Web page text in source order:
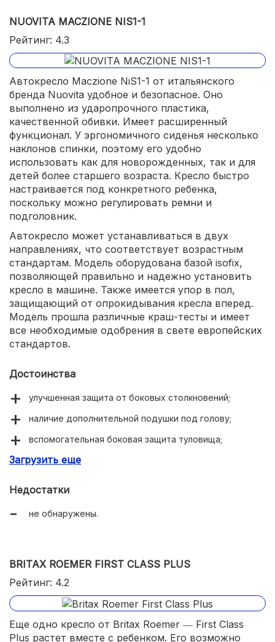
NUOVITA MACZIONE NIS1-1
Рейтинг: 4.3
Автокресло Maczione NiS1-1 от итальянского
бренда Nuovita удобное и безопасное. Оно
выполнено из ударопрочного пластика,
качественной обивки. Имеет расширенный
функционал. У эргономичного сиденья несколько
наклонов спинки, поэтому его удобно
использовать как для новорожденных, так и для
детей более старшего возраста. Кресло быстро
настраивается под конкретного ребенка,
поскольку можно регулировать ремни и
подголовник.
Автокресло может устанавливаться в двух
направлениях, что соответствует возрастным
стандартам. Модель оборудована базой isofix,
позволяющей правильно и надежно установить
кресло в машине. Также имеется упор в пол,
защищающий от опрокидывания кресла вперед.
Модель прошла различные краш-тесты и имеет
все необходимые одобрения в свете европейских
стандартов.
Достоинства
улучшенная защита от боковых столкновений;
наличие дополнительной подушки под голову;
вспомогательная боковая защита туловища;
плечевые ремни имеют накладки, защищающие от
Загрузить еще
Недостатки
не обнаружены.
BRITAX ROEMER FIRST CLASS PLUS
Рейтинг: 4.2
Еще одно кресло от Britax Roemer ― First Class
Plus растет вместе с ребенком. Его возможно